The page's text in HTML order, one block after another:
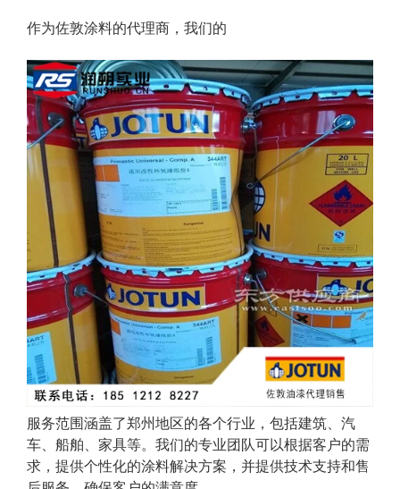
作为佐敦涂料的代理商，我们的
服务范围涵盖了郑州地区的各个行业，包括建筑、汽
车、船舶、家具等。我们的专业团队可以根据客户的需
求，提供个性化的涂料解决方案，并提供技术支持和售